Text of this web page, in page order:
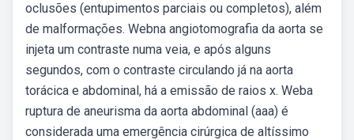
oclusões (entupimentos parciais ou completos), além
de malformações. Webna angiotomografia da aorta se
injeta um contraste numa veia, e após alguns
segundos, com o contraste circulando já na aorta
torácica e abdominal, há a emissão de raios x. Weba
ruptura de aneurisma da aorta abdominal (aaa) é
considerada uma emergência cirúrgica de altíssimo